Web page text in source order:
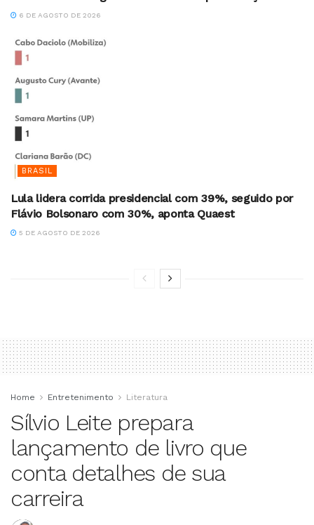
6 DE AGOSTO DE 2026
BRASIL
Lula lidera corrida presidencial com 39%, seguido por
Flávio Bolsonaro com 30%, aponta Quaest
5 DE AGOSTO DE 2026
Home Entretenimento Literatura
Sílvio Leite prepara
lançamento de livro que
conta detalhes de sua
carreira